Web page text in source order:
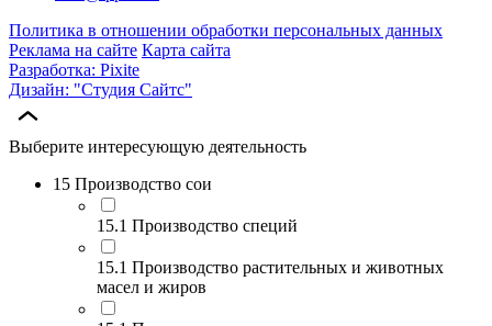
Политика в отношении обработки персональных данных
Реклама на сайте Карта сайта
Разработка: Pixite
Дизайн: "Студия Сайтс"
Выберите интересующую деятельность
15 Производство сои
15.1 Производство специй
15.1 Производство растительных и животных
масел и жиров